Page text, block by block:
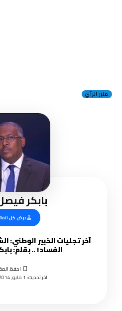
منبر الرأي
بابكر
عرض كل
آخر تجليات الخبير
الفساد ! .. بقلم:
اخر تحديث: 1 مايو, 2014 5:23 مساءً